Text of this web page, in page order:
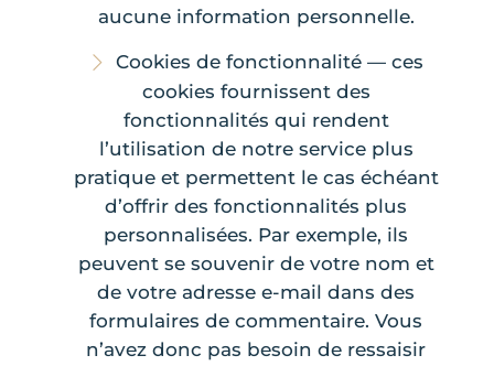
aucune information personnelle.
Cookies de fonctionnalité — ces
cookies fournissent des
fonctionnalités qui rendent
l’utilisation de notre service plus
pratique et permettent le cas échéant
d’offrir des fonctionnalités plus
personnalisées. Par exemple, ils
peuvent se souvenir de votre nom et
de votre adresse e-mail dans des
formulaires de commentaire. Vous
n’avez donc pas besoin de ressaisir